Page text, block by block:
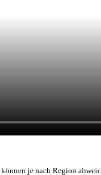
je nach Region